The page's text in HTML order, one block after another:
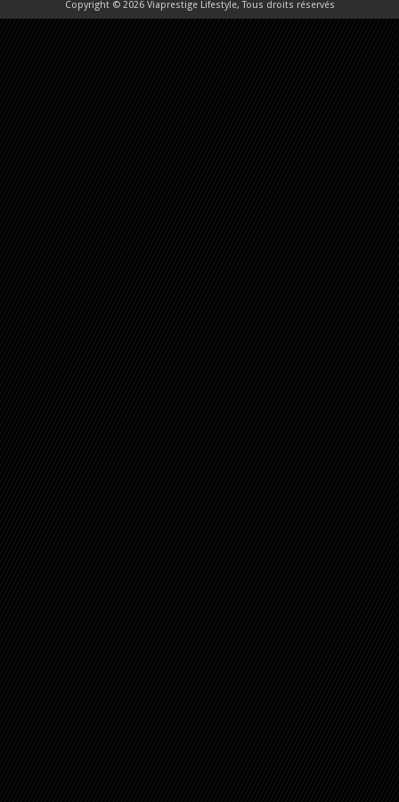
Copyright © 2026 Viaprestige Lifestyle, Tous droits réservés